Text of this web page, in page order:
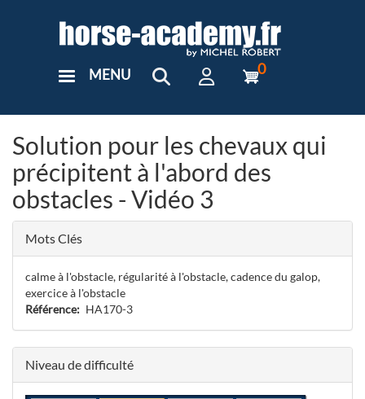
User
MENU 0
Solution pour les chevaux qui
précipitent à l'abord des
obstacles - Vidéo 3
Mots Clés
calme à l'obstacle, régularité à l'obstacle, cadence du galop,
exercice à l'obstacle
Référence
HA170-3
Niveau de difficulté